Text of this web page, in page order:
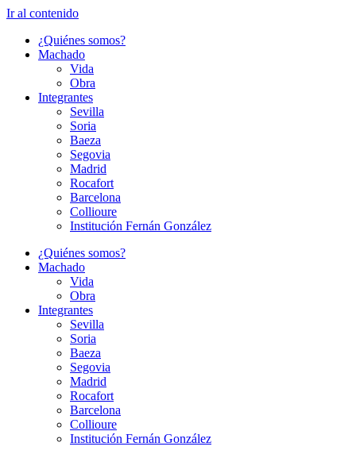
Ir al contenido
¿Quiénes somos?
Machado
Vida
Obra
Integrantes
Sevilla
Soria
Baeza
Segovia
Madrid
Rocafort
Barcelona
Collioure
Institución Fernán González
¿Quiénes somos?
Machado
Vida
Obra
Integrantes
Sevilla
Soria
Baeza
Segovia
Madrid
Rocafort
Barcelona
Collioure
Institución Fernán González